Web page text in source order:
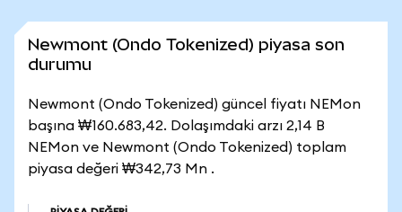
Newmont (Ondo Tokenized) piyasa son
durumu
Newmont (Ondo Tokenized) güncel fiyatı NEMon
başına ₩160.683,42. Dolaşımdaki arzı 2,14 B
NEMon ve Newmont (Ondo Tokenized) toplam
piyasa değeri ₩342,73 Mn .